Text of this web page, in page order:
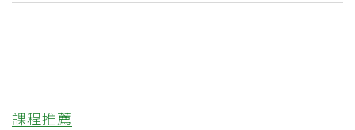
課程推薦